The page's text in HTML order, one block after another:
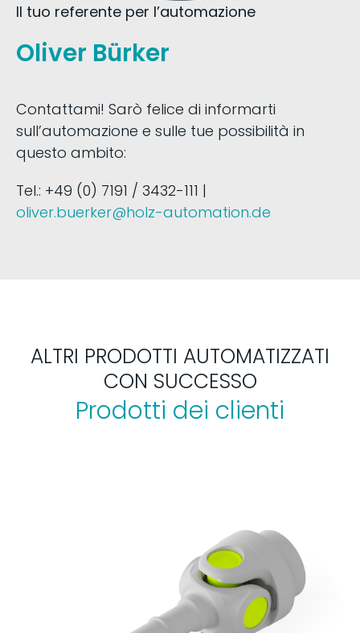
Il tuo referente per l’automazione
Oliver Bürker
Contattami! Sarò felice di informarti
sull’automazione e sulle tue possibilità in
questo ambito:
Tel.: +49 (0) 7191 / 3432-111 |
oliver.buerker@holz-automation.de
ALTRI PRODOTTI AUTOMATIZZATI
CON SUCCESSO
Prodotti dei clienti